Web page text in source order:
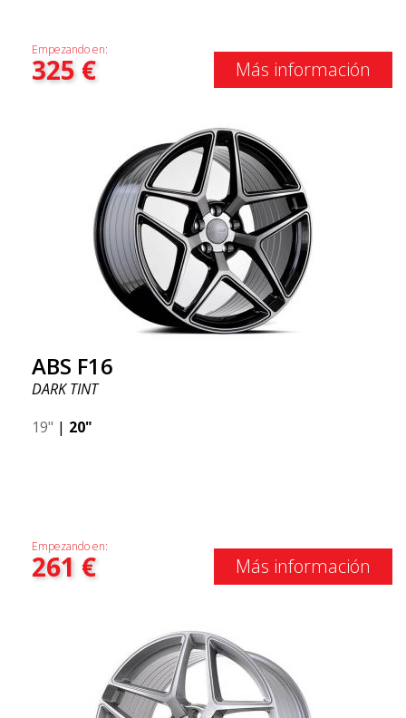
Empezando en:
325€ Más información
ABS F16
DARK TINT
19" | 20"
Empezando en:
261 € Más información